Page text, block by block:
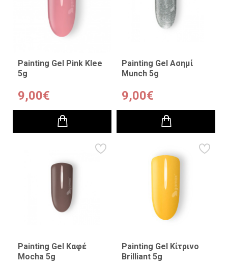
Painting Gel Pink Klee
5g
9,00€
Painting Gel Ασημί
Munch 5g
9,00€
Painting Gel Καφέ
Mocha 5g
Painting Gel Κίτρινο
Brilliant 5g